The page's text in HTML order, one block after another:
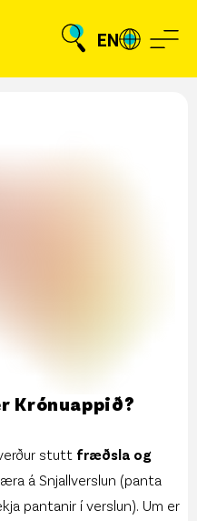
EN
Krónuappið?
stutt fræðsla og
á Snjallverslun (panta
pantanir í verslun). Um er